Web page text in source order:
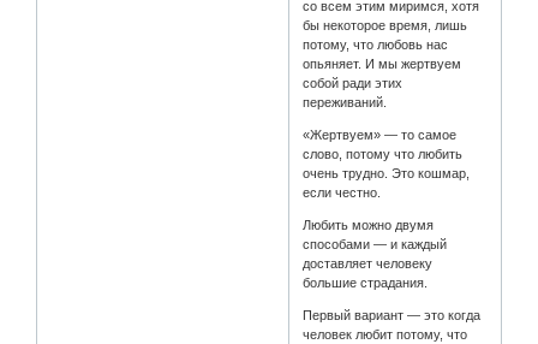
со всем этим миримся, хотя
бы некоторое время, лишь
потому, что любовь нас
опьяняет. И мы жертвуем
собой ради этих
переживаний.
«Жертвуем» — то самое
слово, потому что любить
очень трудно. Это кошмар,
если честно.
Любить можно двумя
способами — и каждый
доставляет человеку
большие страдания.
Первый вариант — это когда
человек любит потому, что